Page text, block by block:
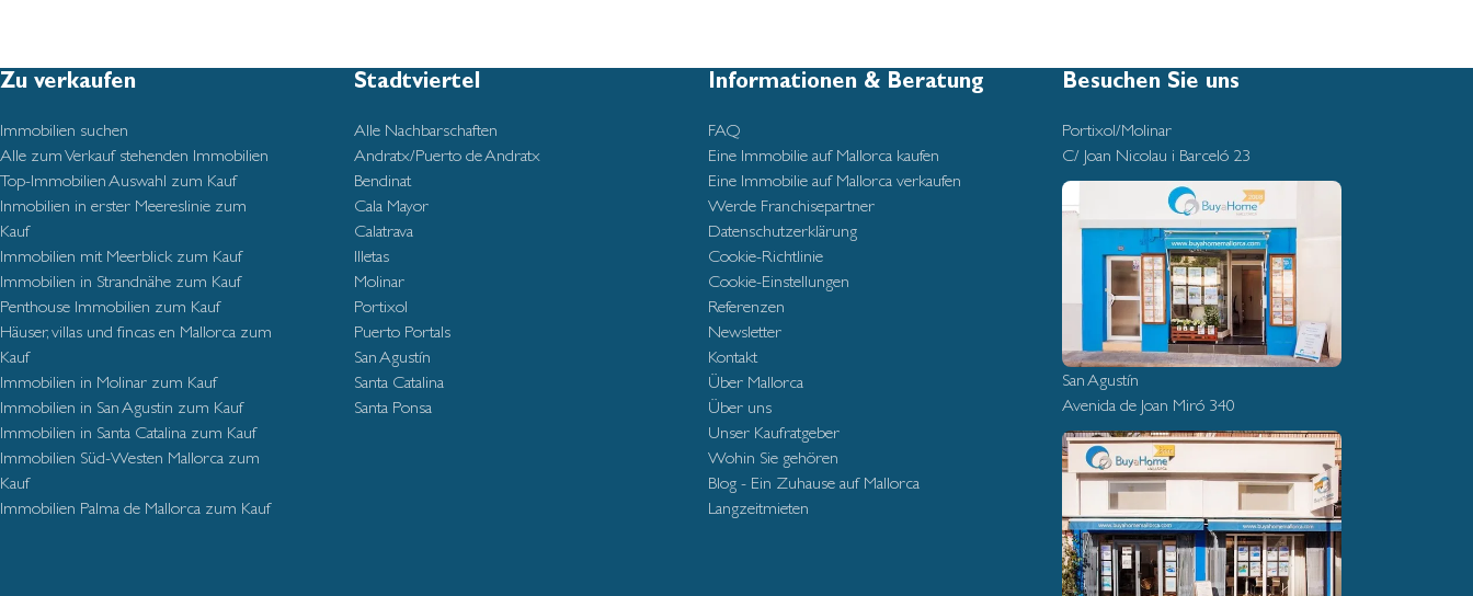
Zu verkaufen
Immobilien suchen
Alle zum Verkauf stehenden Immobilien
Top-Immobilien Auswahl zum Kauf
Inmobilien in erster Meereslinie zum
Kauf
Immobilien mit Meerblick zum Kauf
Immobilien in Strandnähe zum Kauf
Penthouse Immobilien zum Kauf
Häuser, villas und fincas en Mallorca zum
Kauf
Immobilien in Molinar zum Kauf
Immobilien in San Agustin zum Kauf
Immobilien in Santa Catalina zum Kauf
Immobilien Süd-Westen Mallorca zum
Kauf
Immobilien Palma de Mallorca zum Kauf
Stadtviertel
Alle Nachbarschaften
Andratx/Puerto de Andratx
Bendinat
Cala Mayor
Calatrava
Illetas
Molinar
Portixol
Puerto Portals
San Agustín
Santa Catalina
Santa Ponsa
Informationen & Beratung
FAQ
Eine Immobilie auf Mallorca kaufen
Eine Immobilie auf Mallorca verkaufen
Werde Franchisepartner
Datenschutzerklärung
Cookie-Richtlinie
Cookie-Einstellungen
Referenzen
Newsletter
Kontakt
Über Mallorca
Über uns
Unser Kaufratgeber
Wohin Sie gehören
Blog - Ein Zuhause auf Mallorca
Langzeitmieten
Besuchen Sie uns
Portixol/Molinar
C/ Joan Nicolau i Barceló 23
San Agustín
Avenida de Joan Miró 340